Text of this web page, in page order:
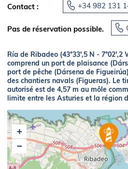
Contact : +34 982 131
Pas de réservation possible.
Ría de Ribadeo (43°33',5 N - 7°02',2
comprend un port de plaisance
port de pêche (Dársena de
des chantiers navals (Figueras). Le
autorisé est de 4,57 m au môle
limite entre les Asturies et la région
+
−